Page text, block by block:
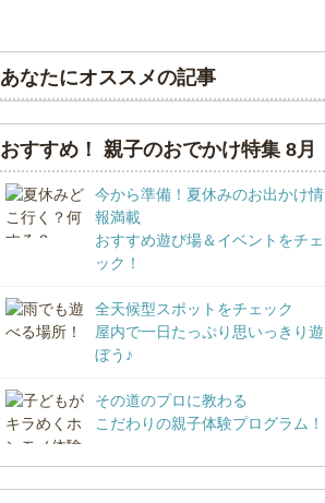
あなたにオススメの記事
おすすめ！ 親子のおでかけ特集 8月
今から準備！夏休みのお出かけ情
報満載
おすすめ遊び場＆イベントをチェ
ック！
全天候型スポットをチェック
屋内で一日たっぷり思いっきり遊
ぼう♪
その道のプロに教わる
こだわりの親子体験プログラム！